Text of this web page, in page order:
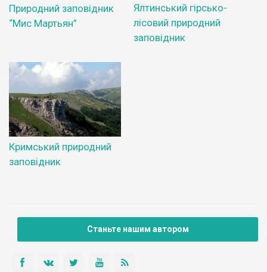
Природний заповідник
“Мис Мартьян”
Ялтинський гірсько-
лісовий природний
заповідник
Кримський природний
заповідник
Станьте нашим автором